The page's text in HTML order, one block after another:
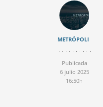
METRÓPOLI
Publicada
6 julio 2025
16:50h